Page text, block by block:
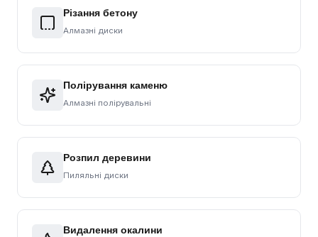
Різання бетону
Алмазні диски
Полірування каменю
Алмазні полірувальні
Розпил деревини
Пиляльні диски
Видалення окалини